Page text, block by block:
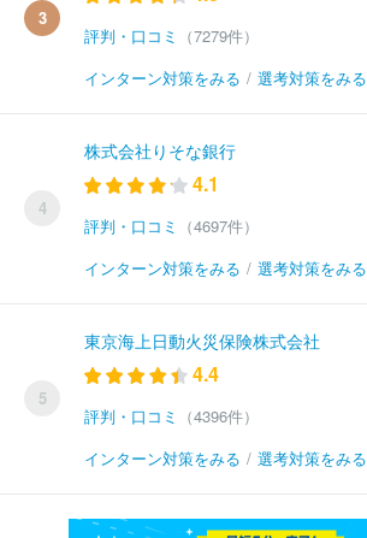
3
評判・口コミ
（7279件）
インターン対策をみる / 選考対策をみる
4
株式会社りそな銀行
4.1
評判・口コミ
（4697件）
インターン対策をみる / 選考対策をみる
5
東京海上日動火災保険株式会社
4.4
評判・口コミ
（4396件）
インターン対策をみる / 選考対策をみる